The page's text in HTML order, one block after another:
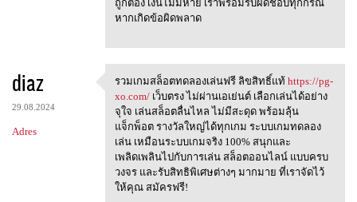
ถูกต้อง เงินไม่มีหาย เราพร้อมรับผิดชอบทุกกรณี
หากเกิดข้อผิดพลาด
diaz
29.08.2024
Adres
รวมเกมสล็อตทดลองเล่นฟรี
รวมเกมสล็อตทดลองเล่นฟรี ลิขสิทธิ์แท้ https://pg-
xo.com/เว็บตรง ไม่ผ่านเอเย่นต์ เลือกเล่นได้อย่าง
จุใจ เล่นสล็อตลื่นไหล ไม่มีสะดุด พร้อมลุ้น
แจ็กพ็อต รางวัลใหญ่ได้ทุกเกม ระบบเกมทดลอง
เล่น เหมือนระบบเกมจริง 100% สนุกและ
เพลิดเพลินไปกับการเล่น สล็อตออนไลน์ แบบครบ
วงจร และรับสิทธิพิเศษต่างๆ มากมาย ที่เราจัดไว้
ให้คุณ สมัครฟรี!